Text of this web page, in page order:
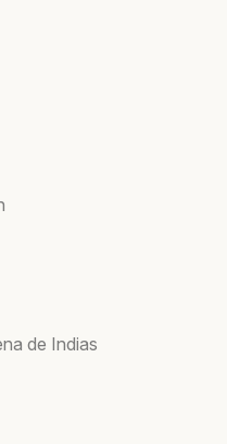
de Indias